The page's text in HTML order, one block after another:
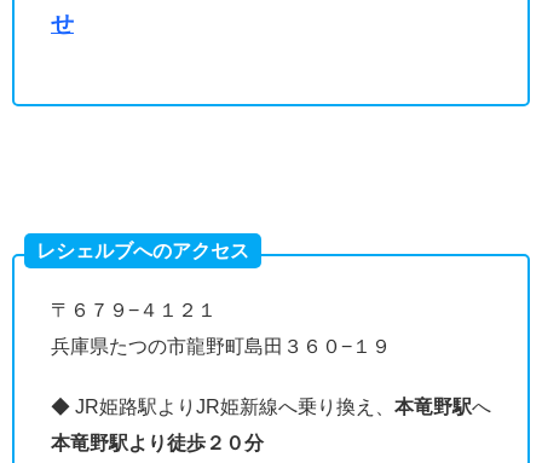
せ
レシェルブへのアクセス
〒６７９−４１２１
兵庫県たつの市龍野町島田３６０−１９
◆ JR姫路駅よりJR姫新線へ乗り換え、 本竜野駅へ
本竜野駅より徒歩２０分